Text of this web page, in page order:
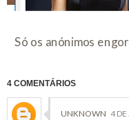
Só os anónimos
4 COMENTÁRIOS
UNKNOWN 4